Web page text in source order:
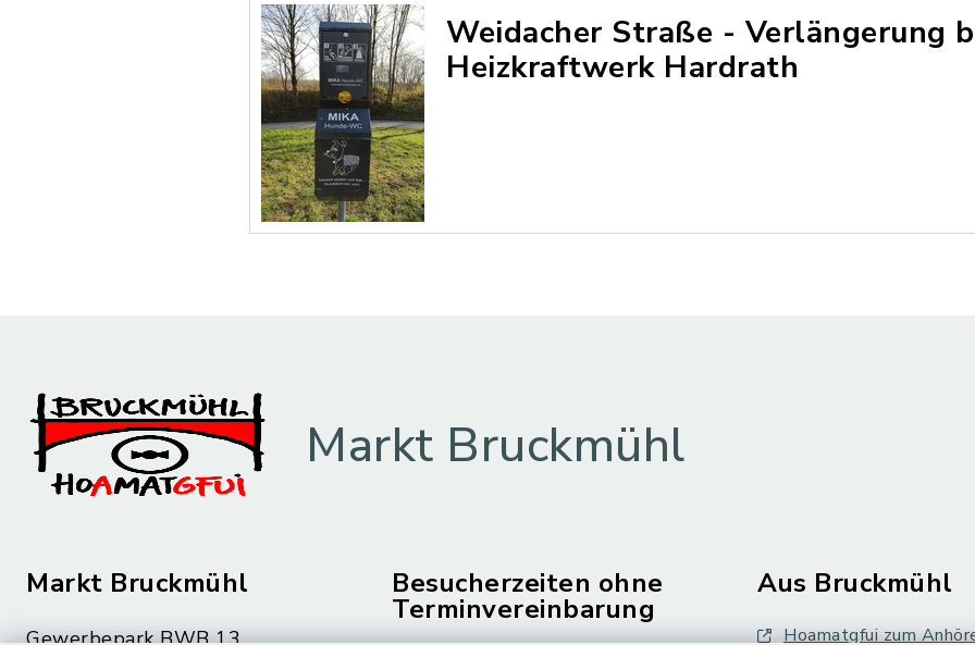
Weidacher Straße - Verlängerung
Heizkraftwerk Hardrath
Markt Bruckmühl
Markt Bruckmühl
Gewerbepark BWB 13
Besucherzeiten ohne
Terminvereinbarung
Aus Bruckmühl
Hoamatgfui zum